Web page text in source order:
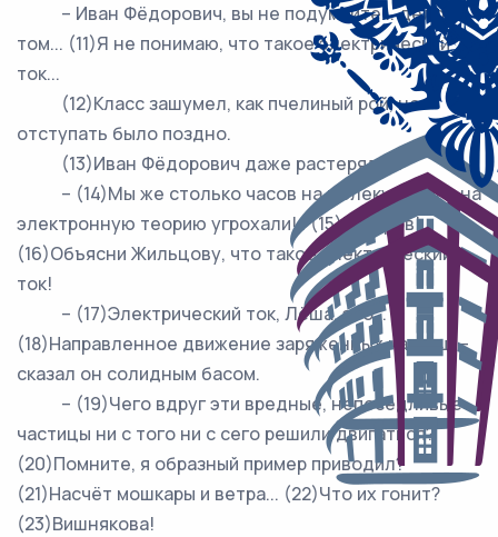
– Иван Фёдорович, вы не подумайте... дело в
том... (11)Я не понимаю, что такое электрический
ток...
(12)Класс зашумел, как пчелиный рой, но
отступать было поздно.
(13)Иван Фёдорович даже растерялся.
– (14)Мы же столько часов на молекулярку и на
электронную теорию угрохали!.. (15)Костров!
(16)Объясни Жильцову, что такое электрический
ток!
– (17)Электрический ток, Лёша, это...
(18)Направленное движение заряженных частиц, –
сказал он солидным басом.
– (19)Чего вдруг эти вредные, непоседливые
частицы ни с того ни с сего решили двигаться?
(20)Помните, я образный пример приводил?
(21)Насчёт мошкары и ветра... (22)Что их гонит?
(23)Вишнякова!